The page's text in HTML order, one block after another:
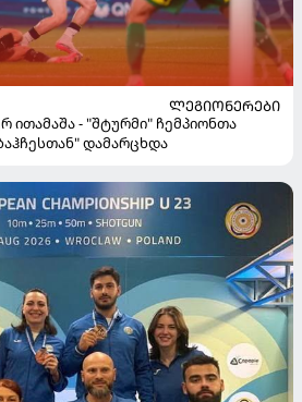
ᲚᲔᲒᲘᲝᲜᲔᲠᲔᲑᲘ
ითამაშა - "შტურმი" ჩემპიონთა
დამარცხდა